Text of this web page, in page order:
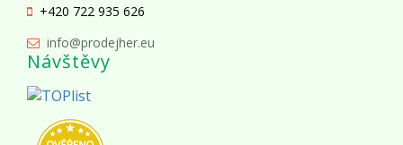
+420 722 935 626
info@prodejher.eu
Návštěvy